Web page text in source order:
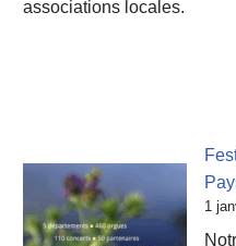
associations locales.
1